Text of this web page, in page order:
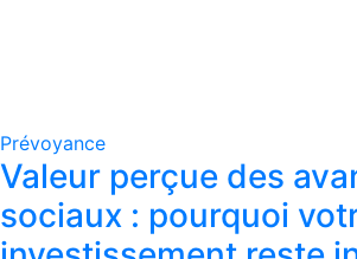
Prévoyance
Valeur perçue des
sociaux : pourquoi